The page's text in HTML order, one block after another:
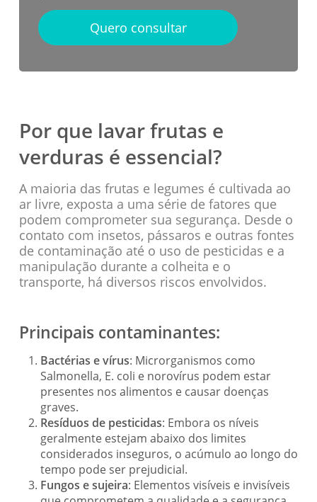
Quero consultar
Por que lavar frutas e
verduras é essencial?
A maioria das frutas e legumes é cultivada ao
ar livre, exposta a uma série de fatores que
podem comprometer sua segurança. Desde o
contato com insetos, pássaros e outras fontes
de contaminação até o uso de pesticidas e a
manipulação durante a colheita e o
transporte, há diversos riscos envolvidos.
Principais contaminantes:
Bactérias e vírus: Microrganismos como
Salmonella, E. coli e norovírus podem estar
presentes nos alimentos e causar doenças
graves.
Resíduos de pesticidas: Embora os níveis
geralmente estejam abaixo dos limites
considerados inseguros, o acúmulo ao longo do
tempo pode ser prejudicial.
Fungos e sujeira: Elementos visíveis e invisíveis